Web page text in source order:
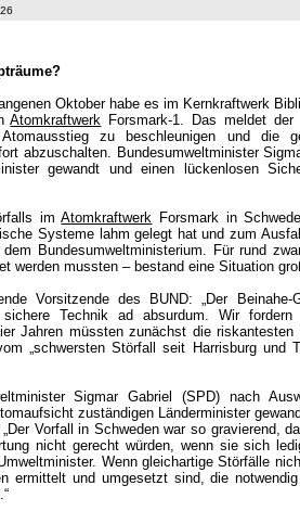
Oktober habe es im Kernkraftwerk
Atomkraftwerk Forsmark-1. Das meldet
zu beschleunigen und die
abzuschalten. Bundesumweltminister
gewandt und einen lückenlosen
imAtomkraftwerk Forsmark in
Systeme lahm gelegt hat und zum
Bundesumweltministerium. Für rund
werden mussten – bestand eine Situation
Vorsitzende des BUND: „Der
Technik ad absurdum. Wir
Jahren müssten zunächst die
„schwersten Störfall seit Harrisburg und
Sigmar Gabriel (SPD) nach
zuständigen Länderminister
Vorfall in Schweden war so gravierend,
nicht gerecht würden, wenn sie sich
Wenn gleichartige Störfälle
ermittelt und umgesetzt sind, die